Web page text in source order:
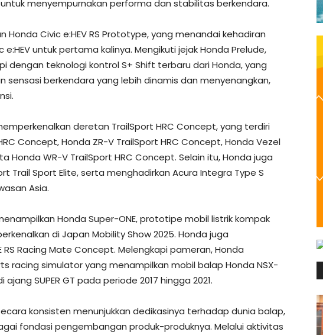
menyempurnakan performa dan stabilitas berkendara.
Honda Civic e:HEV RS Prototype, yang menandai kehadiran
e:HEV untuk pertama kalinya. Mengikuti jejak Honda Prelude,
dengan teknologi kontrol S+ Shift terbaru dari Honda, yang
sensasi berkendara yang lebih dinamis dan menyenangkan,
deretan TrailSport HRC Concept, yang terdiri
Concept, Honda ZR-V TrailSport HRC Concept, Honda Vezel
Honda WR-V TrailSport HRC Concept. Selain itu, Honda juga
Trail Sport Elite, serta menghadirkan Acura Integra Type S
Asia.
Honda Super-ONE, prototipe mobil listrik kompak
di Japan Mobility Show 2025. Honda juga
RS Racing Mate Concept. Melengkapi pameran, Honda
racing simulator yang menampilkan mobil balap Honda NSX-
SUPER GT pada periode 2017 hingga 2021.
konsisten menunjukkan dedikasinya terhadap dunia balap,
fondasi pengembangan produk-produknya. Melalui aktivitas